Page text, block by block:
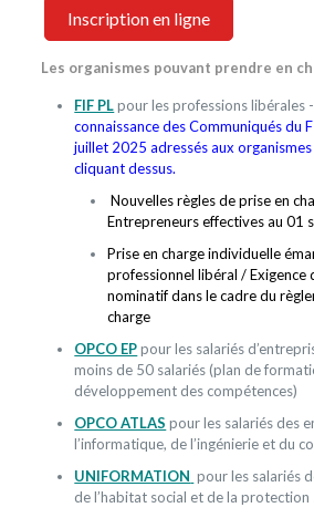
Inscription en ligne
Les organismes pouvant prendre en
FIF PLpour les professions libérales
connaissance des Communiqués du
juillet 2025 adressés aux
cliquant dessus.
Nouvelles règles de prise en
Entrepreneurs effectives au 01
Prise en charge individuelle
professionnel libéral / Exigence
nominatif dans le cadre du
charge
OPCO EP pour les salariés
moins de 50 salariés (plan de
développement des compétences)
OPCO ATLAS pour les salariés des
l’informatique, de l’ingénierie et du
UNIFORMATION pour les salariés
de l’habitat social et de la protection